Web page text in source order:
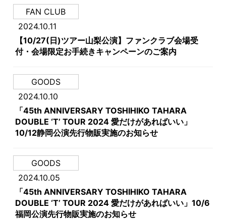
FAN CLUB
2024.10.11
【10/27(日)ツアー山梨公演】ファンクラブ会場受
付・会場限定お手続きキャンペーンのご案内
GOODS
2024.10.10
「45th ANNIVERSARY TOSHIHIKO TAHARA
DOUBLE ‘T’ TOUR 2024 愛だけがあればいい」
10/12静岡公演先行物販実施のお知らせ
GOODS
2024.10.05
「45th ANNIVERSARY TOSHIHIKO TAHARA
DOUBLE ‘T’ TOUR 2024 愛だけがあればいい」10/6
福岡公演先行物販実施のお知らせ